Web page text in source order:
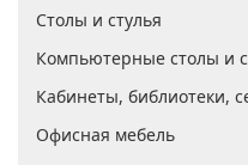
Кабинеты, библиотеки,
Офисная мебель
Мебель для ванных
Дачная и садовая мебель